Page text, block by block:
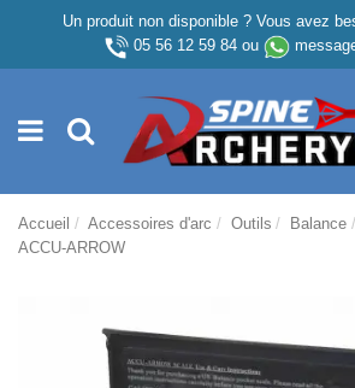
Un produit non disponible ? Vous avez
05 56 12 59 84ou
Accueil Accessoires d'arc Outils Balance
ACCU-ARROW